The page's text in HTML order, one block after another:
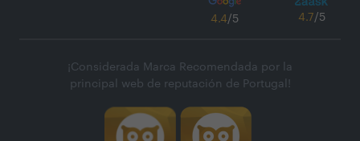
4.4/5 4.7/5
¡Considerada Marca Recomendada por la
principal web de reputación de Portugal!